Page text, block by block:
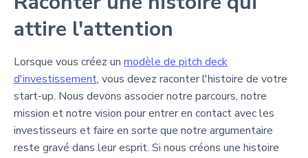
attire l'attention
Lorsque vous créez un modèle de pitch deck
d'investissement, vous devez raconter l'histoire de votre
start-up. Nous devons associer notre parcours, notre
mission et notre vision pour entrer en contact avec les
investisseurs et faire en sorte que notre argumentaire
reste gravé dans leur esprit. Si nous créons une histoire